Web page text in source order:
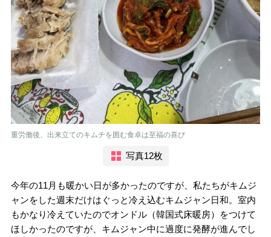
重労働後、出来立てのキムチを囲む食卓は至福の喜び
写真12枚
今年の11月も暖かい日が多かったのですが、私たちがキムジ
ャンをした週末だけはぐっと冷え込むキムジャン日和。室内
もかなり冷えていたのでオンドル（韓国式床暖房）をつけて
ほしかったのですが、キムジャン中に過度に発酵が進んでし